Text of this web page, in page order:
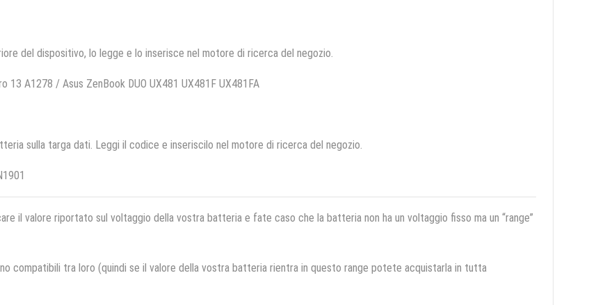
del dispositivo, lo legge e lo inserisce nel motore di ricerca del negozio.
A1278 / Asus ZenBook DUO UX481 UX481F UX481FA
sulla targa dati. Leggi il codice e inseriscilo nel motore di ricerca del negozio.
il valore riportato sul voltaggio della vostra batteria e fate caso che la batteria non ha un voltaggio fisso ma un “range”
compatibili tra loro (quindi se il valore della vostra batteria rientra in questo range potete acquistarla in tutta